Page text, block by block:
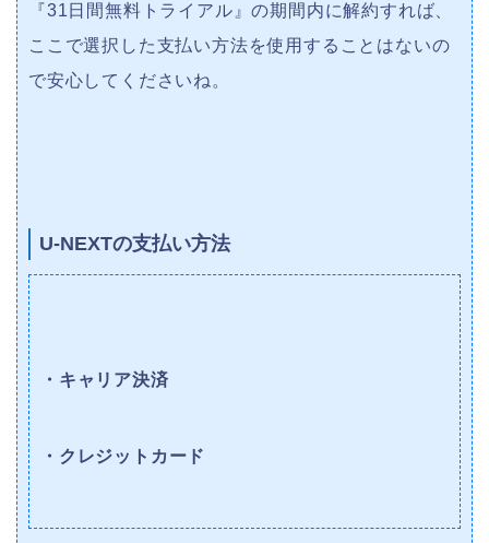
『31日間無料トライアル』の期間内に解約すれば、
ここで選択した支払い方法を使用することはないの
で安心してくださいね。
U-NEXTの支払い方法
・キャリア決済
・クレジットカード